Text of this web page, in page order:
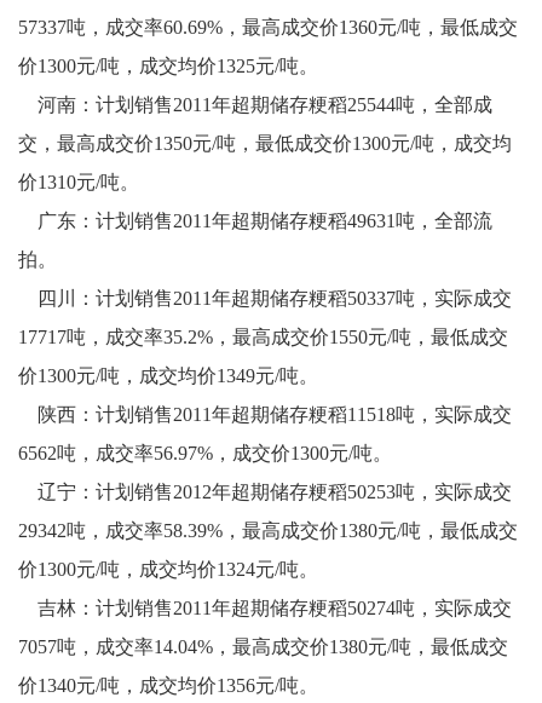
57337吨，成交率60.69%，最高成交价1360元/吨，最低成交
价1300元/吨，成交均价1325元/吨。
河南：计划销售2011年超期储存粳稻25544吨，全部成
交，最高成交价1350元/吨，最低成交价1300元/吨，成交均
价1310元/吨。
广东：计划销售2011年超期储存粳稻49631吨，全部流
拍。
四川：计划销售2011年超期储存粳稻50337吨，实际成交
17717吨，成交率35.2%，最高成交价1550元/吨，最低成交
价1300元/吨，成交均价1349元/吨。
陕西：计划销售2011年超期储存粳稻11518吨，实际成交
6562吨，成交率56.97%，成交价1300元/吨。
辽宁：计划销售2012年超期储存粳稻50253吨，实际成交
29342吨，成交率58.39%，最高成交价1380元/吨，最低成交
价1300元/吨，成交均价1324元/吨。
吉林：计划销售2011年超期储存粳稻50274吨，实际成交
7057吨，成交率14.04%，最高成交价1380元/吨，最低成交
价1340元/吨，成交均价1356元/吨。